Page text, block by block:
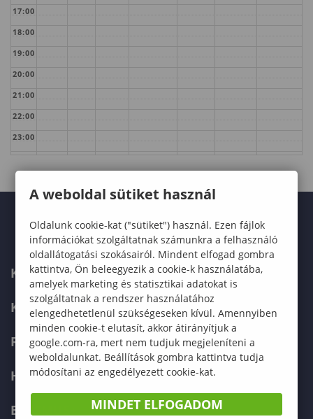
17:00
18:00
19:00
20:00
21:00
22:00
23:00
KARUNK
KÉPZÉSEK
FELVÉTELIZŐKNEK
HALLGATÓKNAK
ERASMUS+
A weboldal sütiket használ
Oldalunk cookie-kat ("sütiket") használ. Ezen fájlok
információkat szolgáltatnak számunkra a felhasználó
oldallátogatási szokásairól. Mindent elfogad gombra
kattintva, Ön beleegyezik a cookie-k használatába,
amelyek marketing és statisztikai adatokat is
szolgáltatnak a rendszer használatához
elengedhetetlenül szükségeseken kívül. Amennyiben
minden cookie-t elutasít, akkor átirányítjuk a
google.com-ra, mert nem tudjuk megjeleníteni a
weboldalunkat. Beállítások gombra kattintva tudja
módosítani az engedélyezett cookie-kat.
MINDET ELFOGADOM